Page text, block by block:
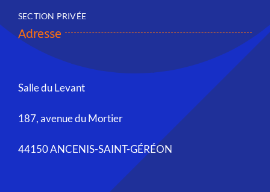
SECTION PRIVÉE
Adresse
Salle du Levant
187, avenue du Mortier
44150 ANCENIS-SAINT-GÉRÉON